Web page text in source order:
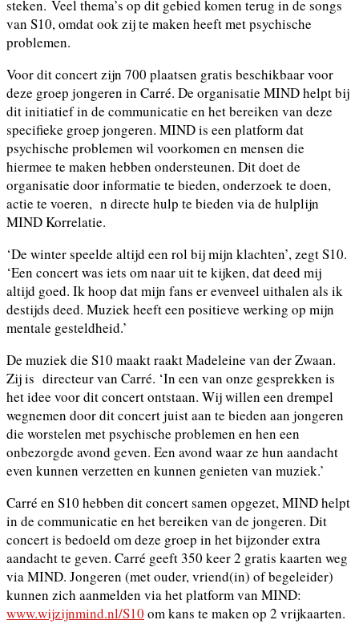
steken. Veel thema’s op dit gebied komen terug in de songs
van S10, omdat ook zij te maken heeft met psychische
problemen.
Voor dit concert zijn 700 plaatsen gratis beschikbaar voor
deze groep jongeren in Carré. De organisatie MIND helpt bij
dit initiatief in de communicatie en het bereiken van deze
specifieke groep jongeren. MIND is een platform dat
psychische problemen wil voorkomen en mensen die
hiermee te maken hebben ondersteunen. Dit doet de
organisatie door informatie te bieden, onderzoek te doen,
actie te voeren, n directe hulp te bieden via de hulplijn
MIND Korrelatie.
‘De winter speelde altijd een rol bij mijn klachten’, zegt S10.
‘Een concert was iets om naar uit te kijken, dat deed mij
altijd goed. Ik hoop dat mijn fans er evenveel uithalen als ik
destijds deed. Muziek heeft een positieve werking op mijn
mentale gesteldheid.’
De muziek die S10 maakt raakt Madeleine van der Zwaan.
Zij is directeur van Carré. ‘In een van onze gesprekken is
het idee voor dit concert ontstaan. Wij willen een drempel
wegnemen door dit concert juist aan te bieden aan jongeren
die worstelen met psychische problemen en hen een
onbezorgde avond geven. Een avond waar ze hun aandacht
even kunnen verzetten en kunnen genieten van muziek.’
Carré en S10 hebben dit concert samen opgezet, MIND helpt
in de communicatie en het bereiken van de jongeren. Dit
concert is bedoeld om deze groep in het bijzonder extra
aandacht te geven. Carré geeft 350 keer 2 gratis kaarten weg
via MIND. Jongeren (met ouder, vriend(in) of begeleider)
kunnen zich aanmelden via het platform van MIND:
www.wijzijnmind.nl/S10 om kans te maken op 2 vrijkaarten.